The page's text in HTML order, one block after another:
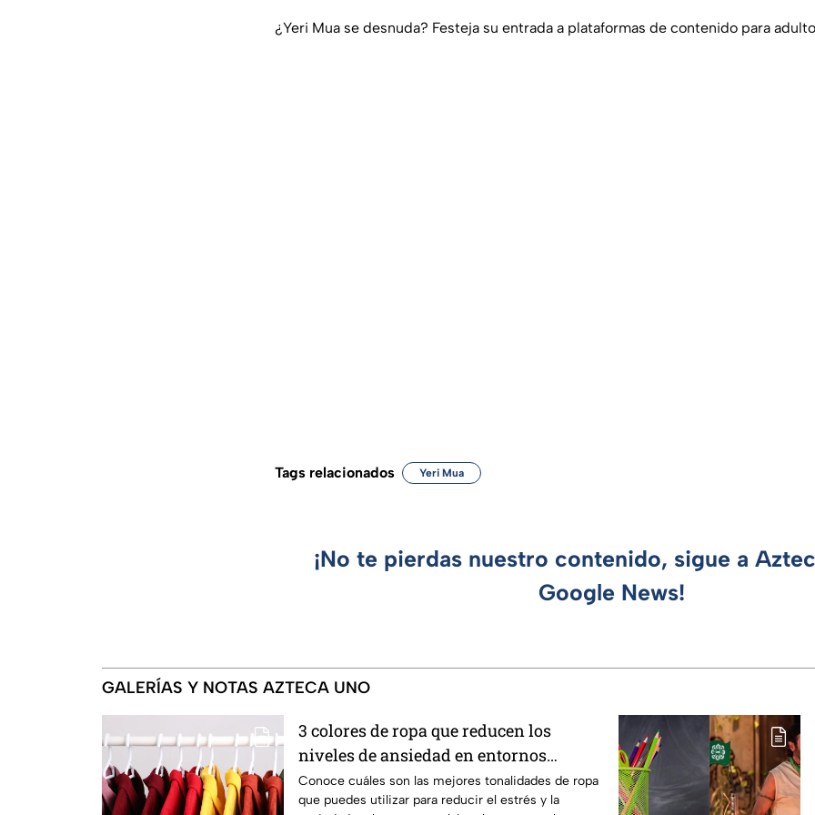
¿Yeri Mua se desnuda? Festeja su entrada a plataformas de contenido para
Tags relacionados Yeri Mua
¡No te pierdas nuestro contenido, sigue a
Google News!
GALERÍAS Y NOTAS AZTECA UNO
3 colores de ropa que reducen los
niveles de ansiedad en entornos
laborales estresantes
Conoce cuáles son las mejores tonalidades de ropa
que puedes utilizar para reducir el estrés y la